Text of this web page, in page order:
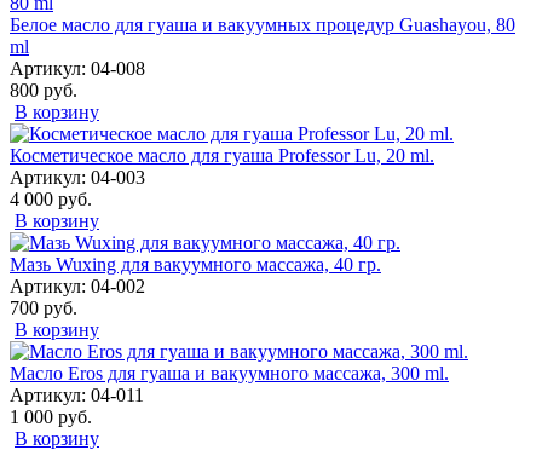
Белое масло для гуаша и вакуумных процедур Guashayou, 80
ml
Артикул: 04-008
800 руб.
В корзину
Косметическое масло для гуаша Professor Lu, 20 ml.
Артикул: 04-003
4 000 руб.
В корзину
Мазь Wuxing для вакуумного массажа, 40 гр.
Артикул: 04-002
700 руб.
В корзину
Масло Eros для гуаша и вакуумного массажа, 300 ml.
Артикул: 04-011
1 000 руб.
В корзину